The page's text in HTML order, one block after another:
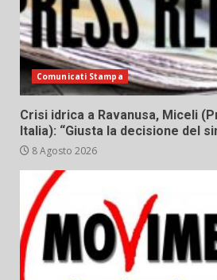
Comunicati Stampa
Crisi idrica a Ravanusa, Miceli
Italia): “Giusta la decisione del
8 Agosto 2026